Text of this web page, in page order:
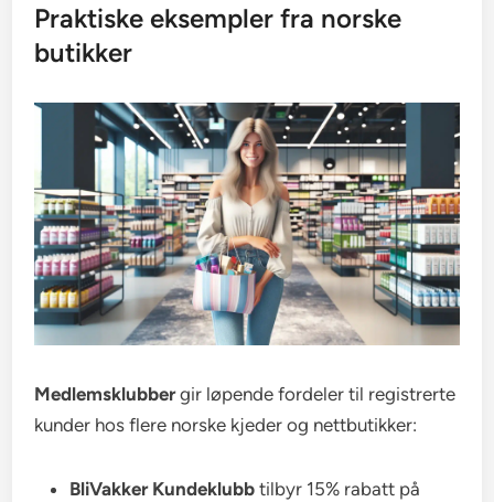
Praktiske eksempler fra norske
butikker
Medlemsklubbergir løpende fordeler til registrerte
kunder hos flere norske kjeder og nettbutikker:
BliVakker Kundeklubb tilbyr 15% rabatt på